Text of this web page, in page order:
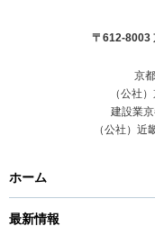
〒612-8003
京
（公社
建設業
（公社）
ホーム
最新情報